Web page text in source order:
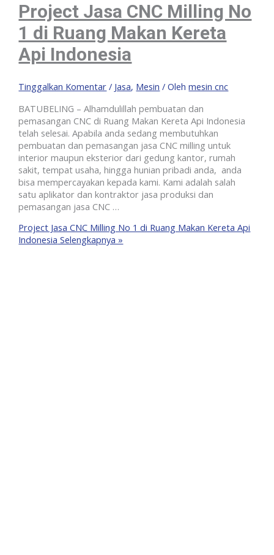
Project Jasa CNC Milling No
1 di Ruang Makan Kereta
Api Indonesia
Tinggalkan Komentar / Jasa, Mesin / Olehmesin cnc
BATUBELING – Alhamdulillah pembuatan dan
pemasangan CNC di Ruang Makan Kereta Api Indonesia
telah selesai. Apabila anda sedang membutuhkan
pembuatan dan pemasangan jasa CNC milling untuk
interior maupun eksterior dari gedung kantor, rumah
sakit, tempat usaha, hingga hunian pribadi anda, anda
bisa mempercayakan kepada kami. Kami adalah salah
satu aplikator dan kontraktor jasa produksi dan
pemasangan jasa CNC …
Project Jasa CNC Milling No 1 di Ruang Makan Kereta Api
Indonesia Selengkapnya »